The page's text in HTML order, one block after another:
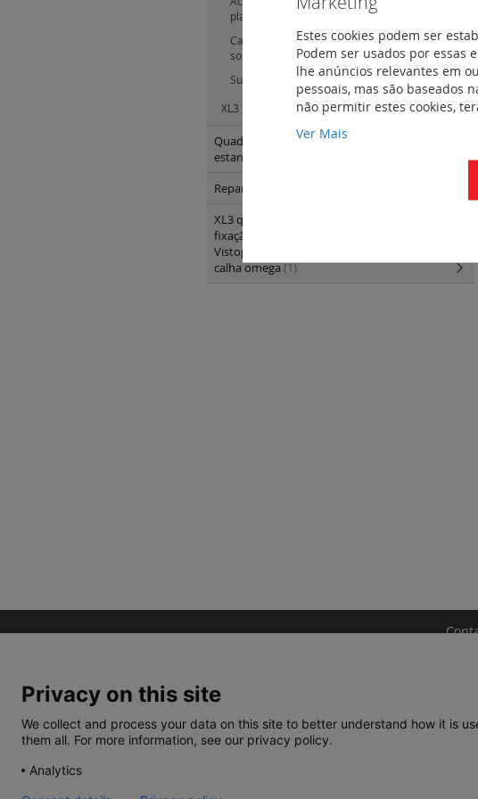
platina
Calhas, platinas, suportes universais e painéis
solidos de metal(44)
Suporte para barramentos e acessórios(20)
XL3 S 4000
(167)
Quadros modulares - encastrar e salientes e
estanques
Repartição standard e optimizada e IS
XL3 quadros e armáriosXL3 400 - acessórios de
fixação e painéis para montagem modular
Vistop até 160 A DPX3 160 e 250 e DPX-IS em
calha omega(1)
Estes cookies podem ser
Podem ser usados por essas
lhe anúncios relevantes em
pessoais, mas são baseados
não permitir estes cookies,
Ver Mais
TERMOS E CONDIÇÕES POLÍTICA DE PRIVACIDADE
Privacy on this site
We collect and process your data on this site to better understand how it is
them all. For more information, see our privacy policy.
Analytics